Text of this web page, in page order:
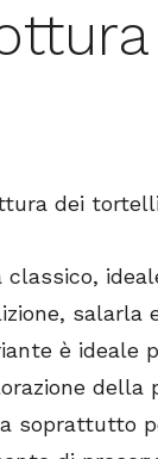
dei
classico,
è ideale
della
soprattutto